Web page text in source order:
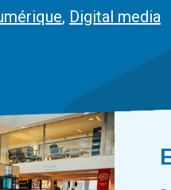
, Digital media